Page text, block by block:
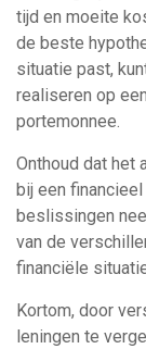
tijd en moeite
de beste
situatie past,
realiseren op
portemonnee.
Onthoud dat het
bij een
beslissingen
van de
financiële
Kortom, door
leningen te